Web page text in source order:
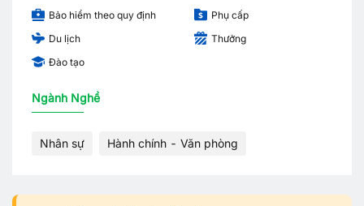
Bảo hiểm theo quy định
Phụ cấp
Du lịch
Thưởng
Đào tạo
Ngành Nghề
Nhân sự Hành chính - Văn phòng